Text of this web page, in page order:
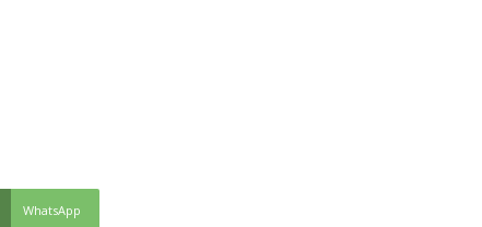
WhatsApp